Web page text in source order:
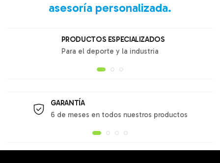
asesoría personalizada.
PRODUCTOS ESPECIALIZADOS
Para el deporte y la industria
GARANTÍA
6 de meses en todos nuestros productos